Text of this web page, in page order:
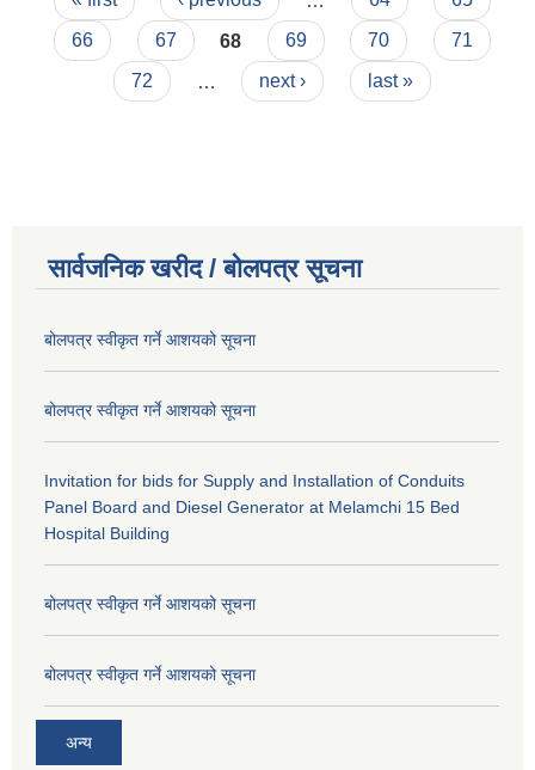
66
67 68 69 70
71
72
next › last »
सार्वजनिक खरीद / बोलपत्र सूचना
बोलपत्र स्वीकृत गर्ने आशयको सूचना
बोलपत्र स्वीकृत गर्ने आशयको सूचना
Invitation for bids for Supply and Installation of Conduits
Panel Board and Diesel Generator at Melamchi 15 Bed
Hospital Building
बोलपत्र स्वीकृत गर्ने आशयको सूचना
बोलपत्र स्वीकृत गर्ने आशयको सूचना
अन्य